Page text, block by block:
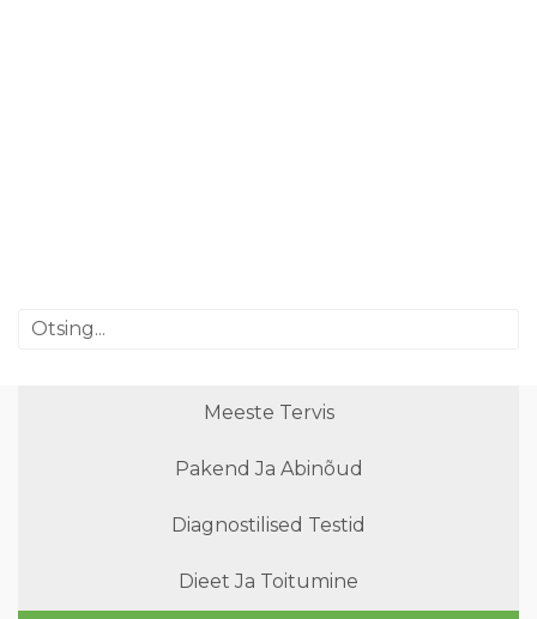
Meeste Tervis
Pakend Ja Abinõud
Diagnostilised Testid
Dieet Ja Toitumine